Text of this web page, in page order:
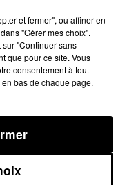
et fermer", ou affiner en
"Gérer mes choix".
"Continuer sans
que pour ce site. Vous
consentement à tout
bas de chaque page.